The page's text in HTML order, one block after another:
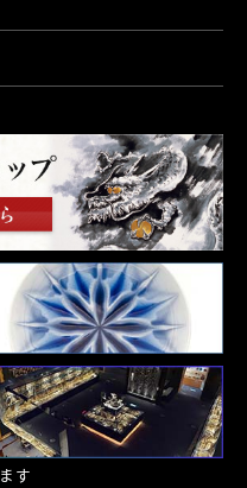
す